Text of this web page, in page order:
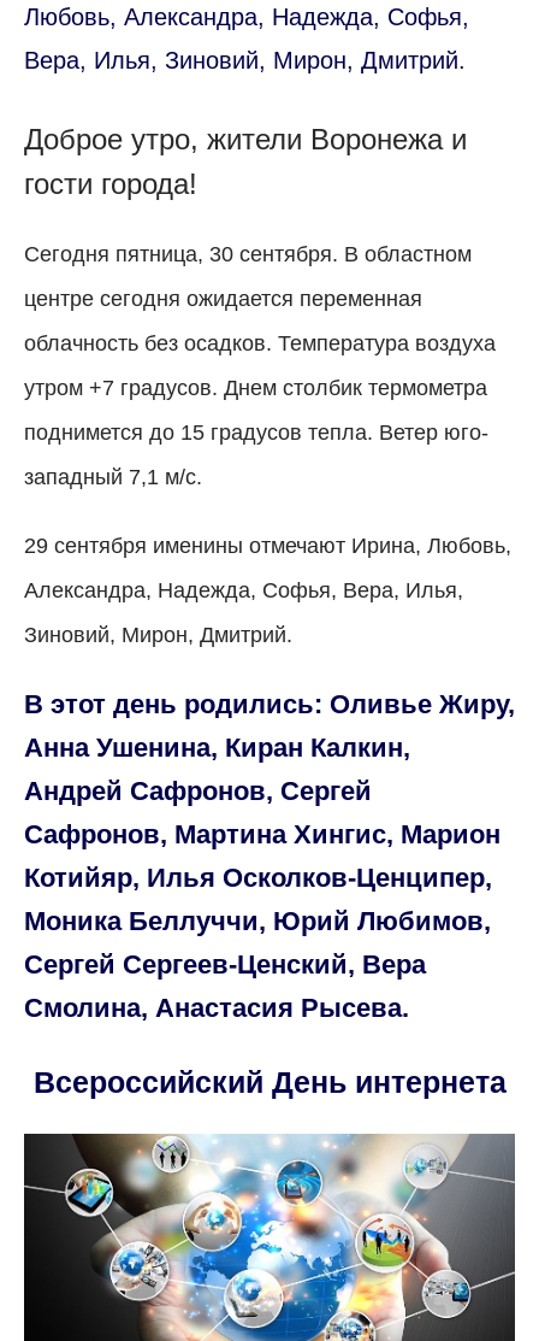
Любовь, Александра, Надежда, Софья,
Вера, Илья, Зиновий, Мирон, Дмитрий.
Доброе утро, жители Воронежа и
гости города!
Сегодня пятница, 30 сентября. В областном
центре сегодня ожидается переменная
облачность без осадков. Температура воздуха
утром +7 градусов. Днем столбик термометра
поднимется до 15 градусов тепла. Ветер юго-
западный 7,1 м/с.
29 сентября именины отмечают Ирина, Любовь,
Александра, Надежда, Софья, Вера, Илья,
Зиновий, Мирон, Дмитрий.
В этот день родились: Оливье Жиру,
Анна Ушенина, Киран Калкин,
Андрей Сафронов, Сергей
Сафронов, Мартина Хингис, Марион
Котийяр, Илья Осколков-Ценципер,
Моника Беллуччи, Юрий Любимов,
Сергей Сергеев-Ценский, Вера
Смолина, Анастасия Рысева.
Всероссийский День интернета